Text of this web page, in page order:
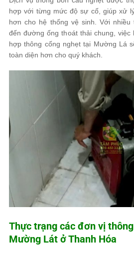
hợp với từng mức độ sự cố, giúp xử
hơn cho hệ thống vệ sinh. Với
đến đường ống thoát thải chung,
hợp thông cống nghẹt tại Mường Lá
toàn diện hơn cho quý khách.
Thực trạng các đơn vị
Mường Lát ở Thanh Hóa